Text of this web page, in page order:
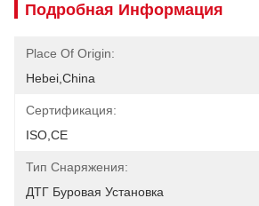
Подробная Информация
Place Of Origin:
Hebei,China
Сертификация:
ISO,CE
Тип Снаряжения:
ДТГ Буровая Установка